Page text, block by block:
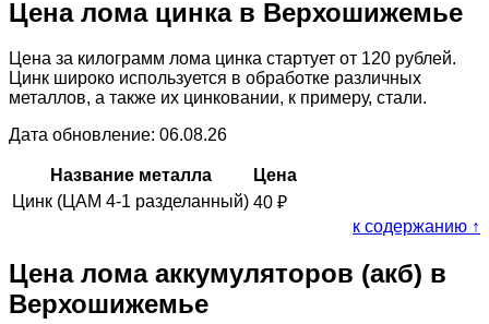
Цена лома цинка в Верхошижемье
Цена за килограмм лома цинка стартует от 120 рублей.
Цинк широко используется в обработке различных
металлов, а также их цинковании, к примеру, стали.
Дата обновление: 06.08.26
Название металла
Цена
Цинк (ЦАМ 4-1 разделанный) 40 ₽
к содержанию ↑
Цена лома аккумуляторов (акб) в
Верхошижемье